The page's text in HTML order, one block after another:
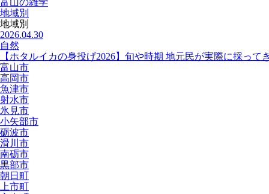
富山の雑学
地域別
地域別
2026.04.30
自然
【ホタルイカの身投げ2026】旬や時期 地元民が実際に採って
富山市
高岡市
魚津市
射水市
氷見市
小矢部市
砺波市
滑川市
南砺市
黒部市
朝日町
上市町